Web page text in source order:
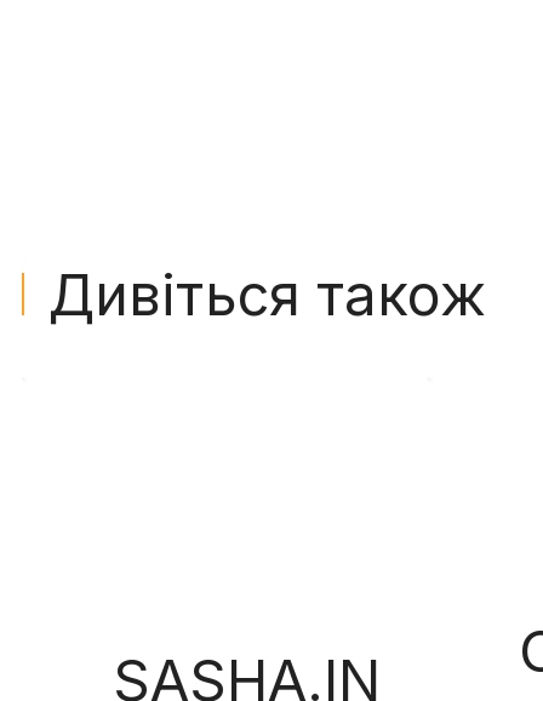
Дивіться також
SASHA.IN